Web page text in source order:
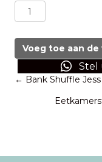
Eetkamerstoel
Fenna
&
Living
linnenmix
Voeg toe aan
Stel
Posts
← Bank Shuffle